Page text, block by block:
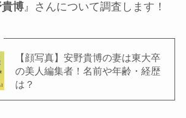
博』さんについて調査します！
【顔写真】安野貴博の妻は東大卒
の美人編集者！名前や年齢・経歴
は？